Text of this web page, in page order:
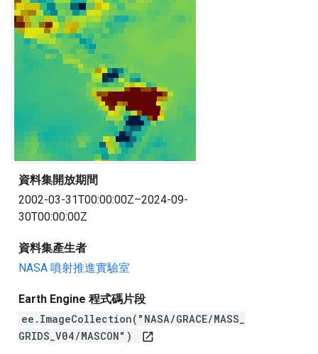
資料集開放期間
2002-03-31T00:00:00Z–2024-09-
30T00:00:00Z
資料集產生者
NASA 噴射推進實驗室
Earth Engine 程式碼片段
ee.ImageCollection("NASA/GRACE/MASS_
GRIDS_V04/MASCON")
open_in_new